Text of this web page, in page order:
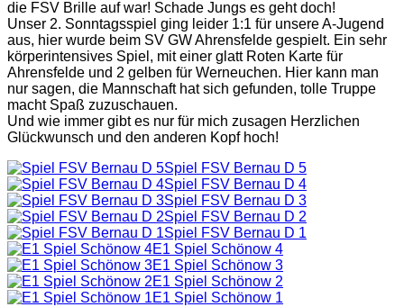
die FSV Brille auf war! Schade Jungs es geht doch!
Unser 2. Sonntagsspiel ging leider 1:1 für unsere A-Jugend
aus, hier wurde beim SV GW Ahrensfelde gespielt. Ein sehr
körperintensives Spiel, mit einer glatt Roten Karte für
Ahrensfelde und 2 gelben für Werneuchen. Hier kann man
nur sagen, die Mannschaft hat sich gefunden, tolle Truppe
macht Spaß zuzuschauen.
Und wie immer gibt es nur für mich zusagen Herzlichen
Glückwunsch und den anderen Kopf hoch!
Spiel FSV Bernau D 5
Spiel FSV Bernau D 4
Spiel FSV Bernau D 3
Spiel FSV Bernau D 2
Spiel FSV Bernau D 1
E1 Spiel Schönow 4
E1 Spiel Schönow 3
E1 Spiel Schönow 2
E1 Spiel Schönow 1